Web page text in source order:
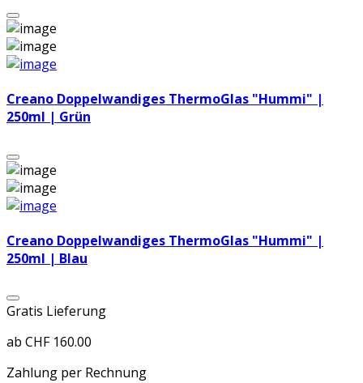
Creano Doppelwandiges ThermoGlas "Hummi" |
250ml | Grün
Creano Doppelwandiges ThermoGlas "Hummi" |
250ml | Blau
Gratis Lieferung
ab CHF 160.00
Zahlung per Rechnung